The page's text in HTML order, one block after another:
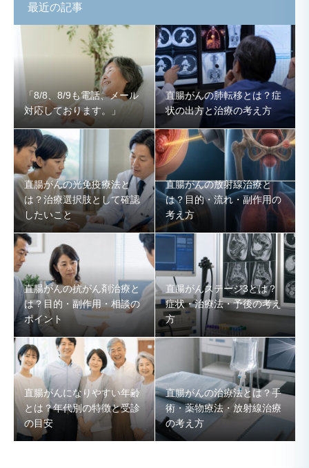
最近の記事
「8/8、8/9も電話、メール
対応しております。」
直腸がんの肺転移とは？症
状の出方と治療の考え方
直腸がんの光免疫療法と
は？治療選択肢として確認
したいこと
直腸がんの放射線治療と
は？目的・流れ・副作用の
考え方
直腸がんの抗がん剤治療と
は？目的・副作用・相談の
ポイント
直腸がんステージ3とは？
症状・治療法・予後の考え
方
直腸がんになりやすい年齢
とは？年代別の特徴と受診
の目安
直腸がんの治療法とは？手
術・薬物療法・放射線治療
の考え方